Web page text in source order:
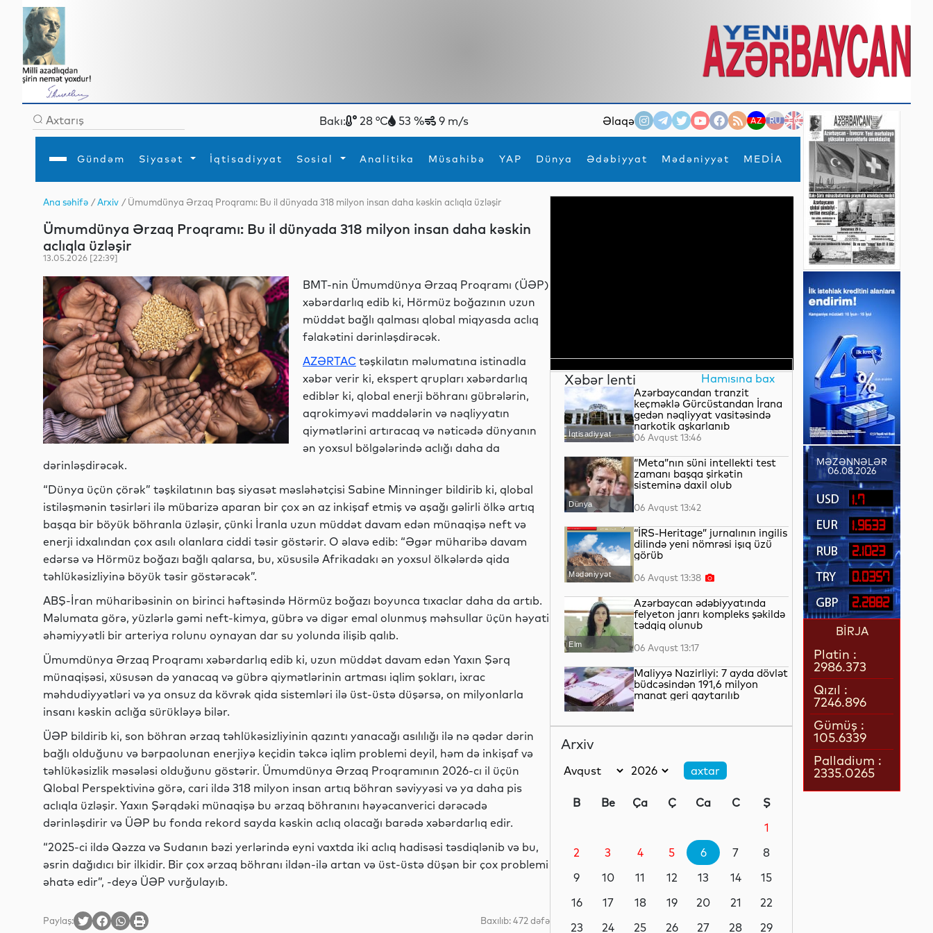
Bakı: 28 °C 53 % 9 m/s Əlaqə AZ RU EN
Gündəm Siyasət İqtisadiyyat Sosial Analitika Müsahibə YAP Dünya Ədəbiyyat Mədəniyyət MEDİA
×
Ana səhifə
Gündəm
İqtisadiyyat
YAP
Analitika
Mədəniyyət
Müsahibə
MEDİA
Xarici siyasətTurizm
Diaspor
İdmanYeni texnologiyalar
Ana səhifə /Arxiv / Ümumdünya Ərzaq Proqramı: Bu il dünyada 318 milyon insan daha kəskin aclıqla üzləşir
Ümumdünya Ərzaq Proqramı: Bu il dünyada 318 milyon insan daha kəskin
aclıqla üzləşir
13.05.2026 [22:39]
BMT-nin Ümumdünya Ərzaq Proqramı (ÜƏP)
xəbərdarlıq edib ki, Hörmüz boğazının uzun
müddət bağlı qalması qlobal miqyasda aclıq
fəlakətini dərinləşdirəcək.
AZƏRTAC təşkilatın məlumatına istinadla
xəbər verir ki, ekspert qrupları xəbərdarlıq
ediblər ki, qlobal enerji böhranı gübrələrin,
aqrokimyəvi maddələrin və nəqliyyatın
qiymətlərini artıracaq və nəticədə dünyanın
ən yoxsul bölgələrində aclığı daha da
dərinləşdirəcək.
“Dünya üçün çörək” təşkilatının baş siyasət məsləhətçisi Sabine Minninger bildirib ki, qlobal
istiləşmənin təsirləri ilə mübarizə aparan bir çox ən az inkişaf etmiş və aşağı gəlirli ölkə artıq
başqa bir böyük böhranla üzləşir, çünki İranla uzun müddət davam edən münaqişə neft və
enerji idxalından çox asılı olanlara ciddi təsir göstərir. O əlavə edib: “Əgər müharibə davam
edərsə və Hörmüz boğazı bağlı qalarsa, bu, xüsusilə Afrikadakı ən yoxsul ölkələrdə qida
təhlükəsizliyinə böyük təsir göstərəcək”.
ABŞ-İran müharibəsinin on birinci həftəsində Hörmüz boğazı boyunca tıxaclar daha da artıb.
Məlumata görə, yüzlərlə gəmi neft-kimya, gübrə və digər emal olunmuş məhsullar üçün həyati
əhəmiyyətli bir arteriya rolunu oynayan dar su yolunda ilişib qalıb.
Ümumdünya Ərzaq Proqramı xəbərdarlıq edib ki, uzun müddət davam edən Yaxın Şərq
münaqişəsi, xüsusən də yanacaq və gübrə qiymətlərinin artması iqlim şokları, ixrac
məhdudiyyətləri və ya onsuz da kövrək qida sistemləri ilə üst-üstə düşərsə, on milyonlarla
insanı kəskin aclığa sürükləyə bilər.
ÜƏP bildirib ki, son böhran ərzaq təhlükəsizliyinin qazıntı yanacağı asılılığı ilə nə qədər dərin
bağlı olduğunu və bərpaolunan enerjiyə keçidin təkcə iqlim problemi deyil, həm də inkişaf və
təhlükəsizlik məsələsi olduğunu göstərir. Ümumdünya Ərzaq Proqramının 2026-cı il üçün
Qlobal Perspektivinə görə, cari ildə 318 milyon insan artıq böhran səviyyəsi və ya daha pis
aclıqla üzləşir. Yaxın Şərqdəki münaqişə bu ərzaq böhranını həyəcanverici dərəcədə
dərinləşdirir və ÜƏP bu fonda rekord sayda kəskin aclıq olacağı barədə xəbərdarlıq edir.
“2025-ci ildə Qəzza və Sudanın bəzi yerlərində eyni vaxtda iki aclıq hadisəsi təsdiqlənib və bu,
əsrin dağıdıcı bir ilkidir. Bir çox ərzaq böhranı ildən-ilə artan və üst-üstə düşən bir çox problemi
əhatə edir”, -deyə ÜƏP vurğulayıb.
Paylaş: Baxılıb: 472 dəfə
Xəbər lenti Hamısına bax
İqtisadiyyat
Azərbaycandan tranzit
keçməklə Gürcüstandan İrana
gedən nəqliyyat vasitəsində
narkotik aşkarlanıb
06 Avqust 13:46
Dünya
“Meta”nın süni intellekti test
zamanı başqa şirkətin
sisteminə daxil olub
06 Avqust 13:42
Mədəniyyət
“İRS-Heritage” jurnalının ingilis
dilində yeni nömrəsi işıq üzü
görüb
06 Avqust 13:38
Elm
Azərbaycan ədəbiyyatında
felyeton janrı kompleks şəkildə
tədqiq olunub
06 Avqust 13:17
İqtisadiyyat
Maliyyə Nazirliyi: 7 ayda dövlət
büdcəsindən 191,6 milyon
manat geri qaytarılıb
verilib
Elm
əqli mülkiyyət müsabiqəsinin
06 Avqust 12:20
Gündəm
Azərbaycanın qlobal gündəliyi
06 Avqust 11:50
Arxiv
B Be Ça Ç Ca C
Ş
1
2
3 4 5 6 7
8
9
10 11 12 13 14
15
16
17 18 19 20 21
22
23
24 25 26 27 28
29
MƏZƏNNƏLƏR
06.08.2026
1.7
1.9633
2.1023
0.0357
2.2882
BİRJA
Platin :
2986.373
Qızıl :
7246.896
Gümüş :
105.6339
Palladium :
2335.0265